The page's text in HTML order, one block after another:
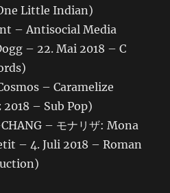
Little Indian)
– Antisocial Media
– 22. Mai 2018 – C
– Caramelize
– Sub Pop)
– モナリザ: Mona
– 4. Juli 2018 – Roman